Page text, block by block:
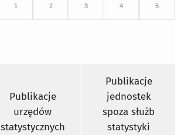
1 2 3 4 5
Publikacje
urzędów
statystycznych
Publikacje
jednostek
spoza służb
statystyki